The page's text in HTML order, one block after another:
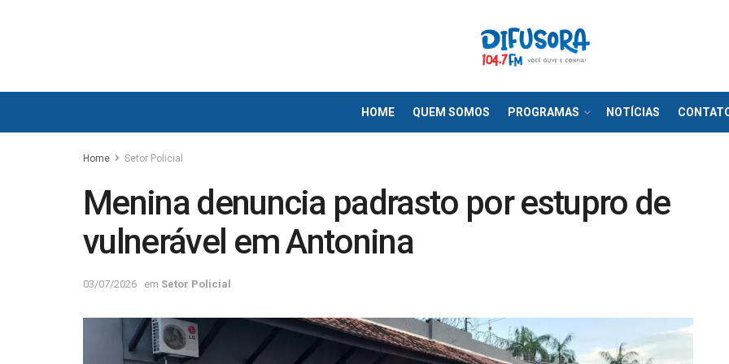
HOME QUEM SOMOS PROGRAMAS NOTÍCIAS
Home Setor Policial
Menina denuncia padrasto por estupro de
vulnerável em Antonina
03/07/2026 em Setor Policial